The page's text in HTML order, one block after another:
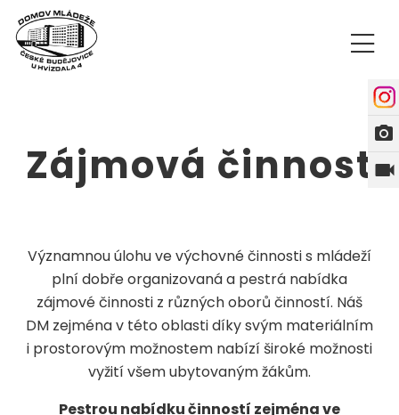
Zájmová činnost
Významnou úlohu ve výchovné činnosti s mládeží
plní dobře organizovaná a pestrá nabídka
zájmové činnosti z různých oborů činností. Náš
DM zejména v této oblasti díky svým materiálním
i prostorovým možnostem nabízí široké možnosti
vyžití všem ubytovaným žákům.
Pestrou nabídku činností zejména ve
photo_camera
videocam